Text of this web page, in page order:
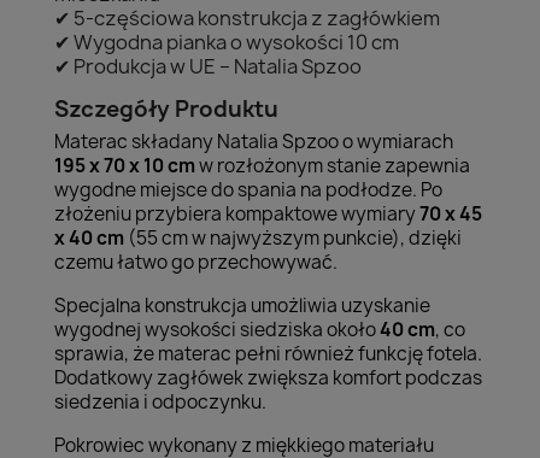
✔ 5-częściowa konstrukcja z zagłówkiem
✔ Wygodna pianka o wysokości 10 cm
✔ Produkcja w UE – Natalia Spzoo
Szczegóły Produktu
Materac składany Natalia Spzoo o wymiarach
195 x 70 x 10 cmw rozłożonym stanie zapewnia
wygodne miejsce do spania na podłodze. Po
złożeniu przybiera kompaktowe wymiary70 x 45
x 40 cm (55 cm w najwyższym punkcie), dzięki
czemu łatwo go przechowywać.
Specjalna konstrukcja umożliwia uzyskanie
wygodnej wysokości siedziska około40 cm, co
sprawia, że materac pełni również funkcję fotela.
Dodatkowy zagłówek zwiększa komfort podczas
siedzenia i odpoczynku.
Pokrowiec wykonany z miękkiego materiału